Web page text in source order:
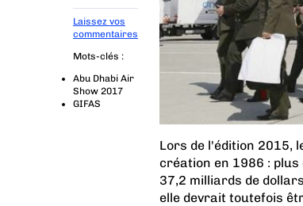
Laissez vos
commentaires
Mots-clés :
Abu Dhabi Air
Show 2017
GIFAS
Lors de l'édition 2015,
création en 1986 :
37,2 milliards de
elle devrait toutefois